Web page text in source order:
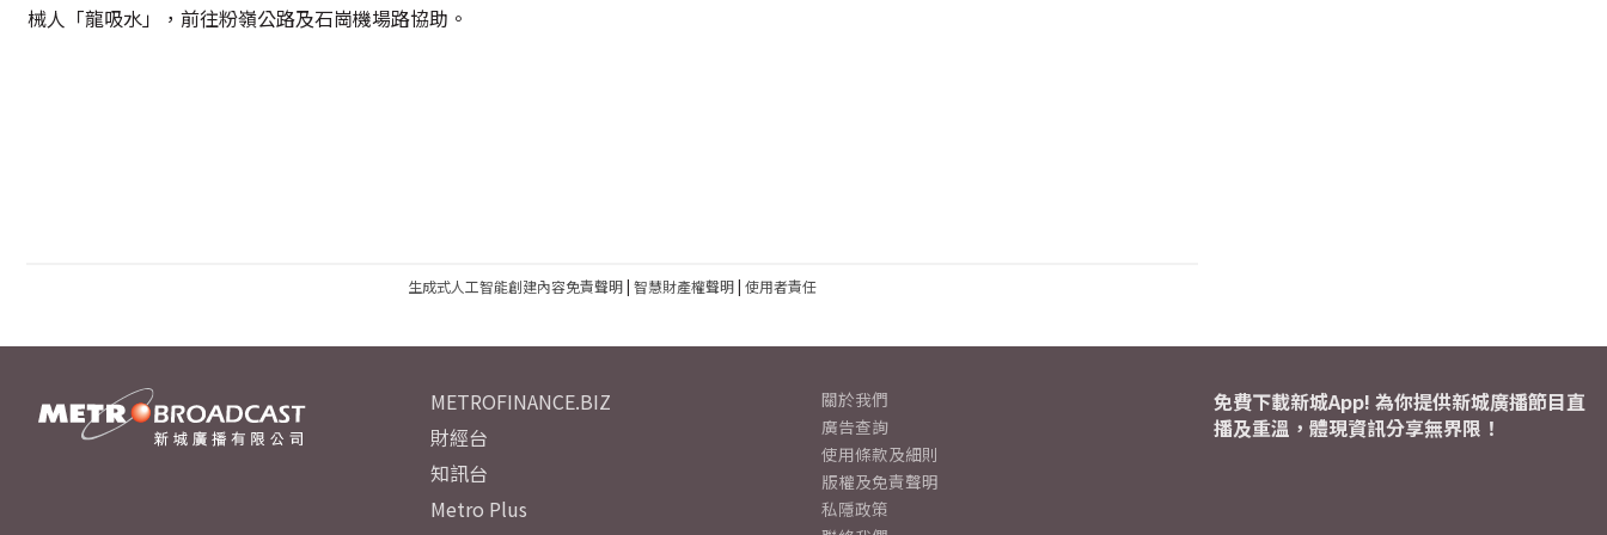
械人「龍吸水」，前往粉嶺公路及石崗機場路協助。
生成式人工智能創建內容免責聲明| 智慧財產權聲明| 使用者責任
METROFINANCE.BIZ
財經台
知訊台
Metro Plus
關於我們
廣告查詢
使用條款及細則
版權及免責聲明
私隱政策
免費下載新城App! 為你提供新城廣播節目直
播及重溫，體現資訊分享無界限！